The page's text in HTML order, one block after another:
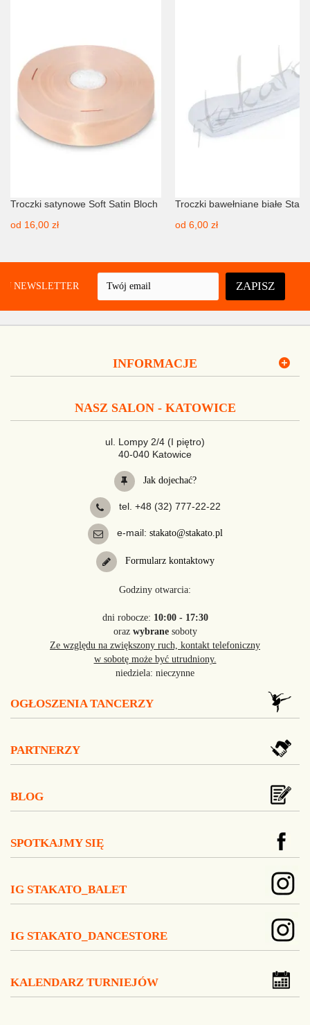
Troczki satynowe Soft Satin Bloch
od 16,00 zł
Troczki bawełniane białe
od 6,00 zł
NEWSLETTER ZAPISZ
INFORMACJE
NASZ SALON - KATOWICE
ul. Lompy 2/4 (I piętro)
40-040 Katowice
Jak dojechać?
tel. +48 (32) 777-22-22
e-mail: stakato@stakato.pl
Formularz kontaktowy
Godziny otwarcia:
dni robocze: 10:00 - 17:30
oraz wybranesoboty
Ze względu na zwiększony ruch, kontakt telefoniczny
w sobotę może być utrudniony.
niedziela: nieczynne
OGŁOSZENIA TANCERZY
PARTNERZY
BLOG
SPOTKAJMY SIĘ
IG STAKATO_BALET
IG STAKATO_DANCESTORE
KALENDARZ TURNIEJÓW